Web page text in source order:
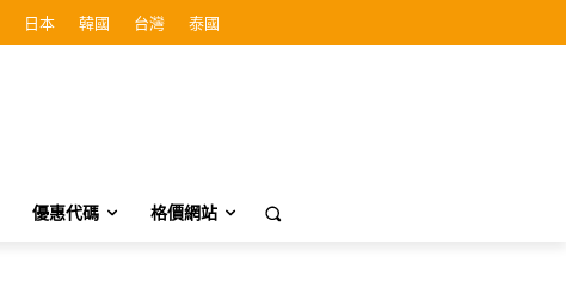
日本 韓國 台灣 泰國
優惠代碼 格價網站